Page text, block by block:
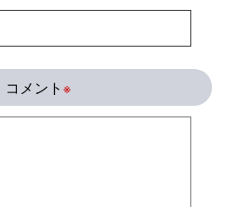
コメント※